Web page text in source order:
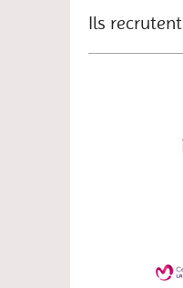
Ils recrutent